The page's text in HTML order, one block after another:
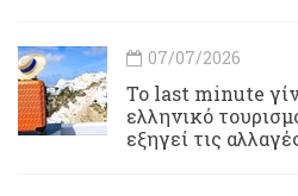
07/07/2026
Το last minute
ελληνικό
εξηγεί τις